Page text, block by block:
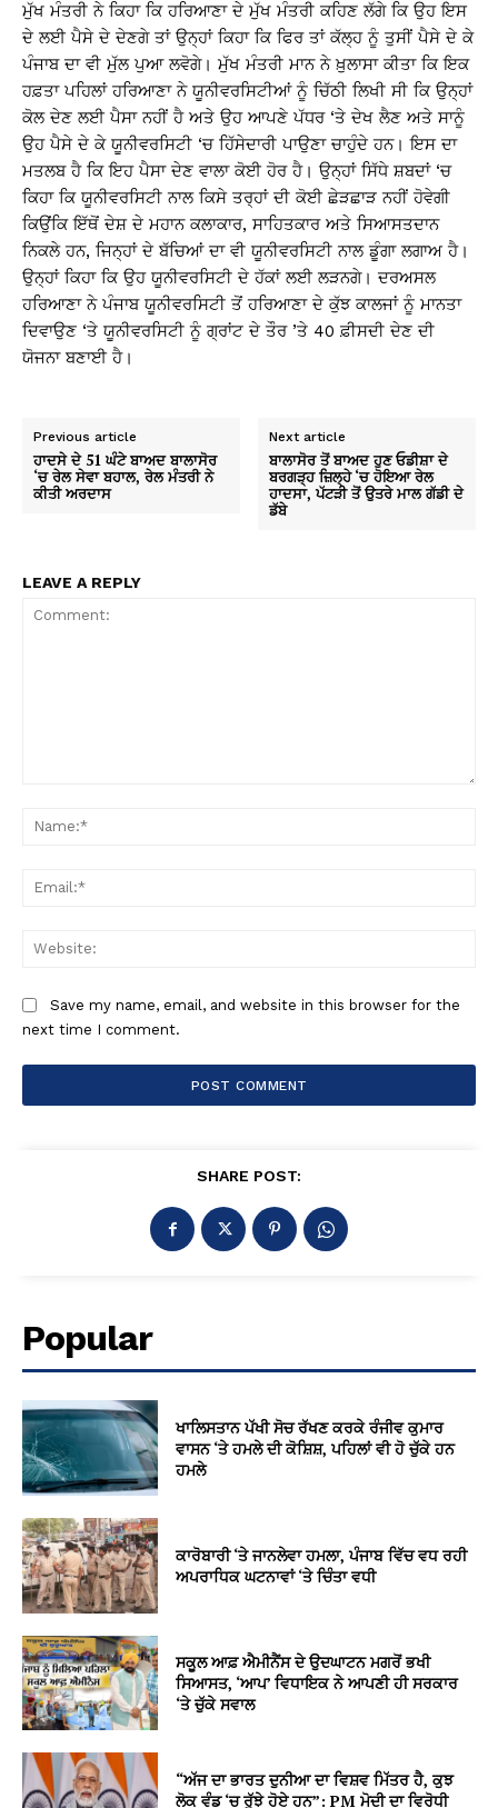
ਮੁੱਖ ਮੰਤਰੀ ਨੇ ਕਿਹਾ ਕਿ ਹਰਿਆਣਾ ਦੇ ਮੁੱਖ ਮੰਤਰੀ ਕਹਿਣ ਲੱਗੇ ਕਿ ਉਹ ਇਸ
ਦੇ ਲਈ ਪੈਸੇ ਦੇ ਦੇਣਗੇ ਤਾਂ ਉਨ੍ਹਾਂ ਕਿਹਾ ਕਿ ਫਿਰ ਤਾਂ ਕੱਲ੍ਹ ਨੂੰ ਤੁਸੀਂ ਪੈਸੇ ਦੇ ਕੇ
ਪੰਜਾਬ ਦਾ ਵੀ ਮੁੱਲ ਪੁਆ ਲਵੋਗੇ। ਮੁੱਖ ਮੰਤਰੀ ਮਾਨ ਨੇ ਖ਼ੁਲਾਸਾ ਕੀਤਾ ਕਿ ਇਕ
ਹਫ਼ਤਾ ਪਹਿਲਾਂ ਹਰਿਆਣਾ ਨੇ ਯੂਨੀਵਰਸਿਟੀਆਂ ਨੂੰ ਚਿੱਠੀ ਲਿਖੀ ਸੀ ਕਿ ਉਨ੍ਹਾਂ
ਕੋਲ ਦੇਣ ਲਈ ਪੈਸਾ ਨਹੀਂ ਹੈ ਅਤੇ ਉਹ ਆਪਣੇ ਪੱਧਰ ‘ਤੇ ਦੇਖ ਲੈਣ ਅਤੇ ਸਾਨੂੰ
ਉਹ ਪੈਸੇ ਦੇ ਕੇ ਯੂਨੀਵਰਸਿਟੀ ‘ਚ ਹਿੱਸੇਦਾਰੀ ਪਾਉਣਾ ਚਾਹੁੰਦੇ ਹਨ। ਇਸ ਦਾ
ਮਤਲਬ ਹੈ ਕਿ ਇਹ ਪੈਸਾ ਦੇਣ ਵਾਲਾ ਕੋਈ ਹੋਰ ਹੈ। ਉਨ੍ਹਾਂ ਸਿੱਧੇ ਸ਼ਬਦਾਂ ‘ਚ
ਕਿਹਾ ਕਿ ਯੂਨੀਵਰਸਿਟੀ ਨਾਲ ਕਿਸੇ ਤਰ੍ਹਾਂ ਦੀ ਕੋਈ ਛੇੜਛਾੜ ਨਹੀਂ ਹੋਵੇਗੀ
ਕਿਉਂਕਿ ਇੱਥੋਂ ਦੇਸ਼ ਦੇ ਮਹਾਨ ਕਲਾਕਾਰ, ਸਾਹਿਤਕਾਰ ਅਤੇ ਸਿਆਸਤਦਾਨ
ਨਿਕਲੇ ਹਨ, ਜਿਨ੍ਹਾਂ ਦੇ ਬੱਚਿਆਂ ਦਾ ਵੀ ਯੂਨੀਵਰਸਿਟੀ ਨਾਲ ਡੂੰਗਾ ਲਗਾਅ ਹੈ।
ਉਨ੍ਹਾਂ ਕਿਹਾ ਕਿ ਉਹ ਯੂਨੀਵਰਸਿਟੀ ਦੇ ਹੱਕਾਂ ਲਈ ਲੜਨਗੇ। ਦਰਅਸਲ
ਹਰਿਆਣਾ ਨੇ ਪੰਜਾਬ ਯੂਨੀਵਰਸਿਟੀ ਤੋਂ ਹਰਿਆਣਾ ਦੇ ਕੁੱਝ ਕਾਲਜਾਂ ਨੂੰ ਮਾਨਤਾ
ਦਿਵਾਉਣ ‘ਤੇ ਯੂਨੀਵਰਸਿਟੀ ਨੂੰ ਗ੍ਰਾਂਟ ਦੇ ਤੌਰ ’ਤੇ 40 ਫ਼ੀਸਦੀ ਦੇਣ ਦੀ
ਯੋਜਨਾ ਬਣਾਈ ਹੈ।
Previous article
ਹਾਦਸੇ ਦੇ 51 ਘੰਟੇ ਬਾਅਦ ਬਾਲਾਸੋਰ
‘ਚ ਰੇਲ ਸੇਵਾ ਬਹਾਲ, ਰੇਲ ਮੰਤਰੀ ਨੇ
ਕੀਤੀ ਅਰਦਾਸ
Next article
ਬਾਲਾਸੋਰ ਤੋਂ ਬਾਅਦ ਹੁਣ ਓਡੀਸ਼ਾ ਦੇ
ਬਰਗੜ੍ਹ ਜ਼ਿਲ੍ਹੇ ‘ਚ ਹੋਇਆ ਰੇਲ
ਹਾਦਸਾ, ਪੱਟੜੀ ਤੋਂ ਉਤਰੇ ਮਾਲ ਗੱਡੀ ਦੇ
ਡੱਬੇ
LEAVE A REPLY
Save my name, email, and website in this browser for the
next time I comment.
SHARE POST:
Popular
ਖਾਲਿਸਤਾਨ ਪੱਖੀ ਸੋਚ ਰੱਖਣ ਕਰਕੇ ਰੰਜੀਵ ਕੁਮਾਰ
ਵਾਸਨ ‘ਤੇ ਹਮਲੇ ਦੀ ਕੋਸ਼ਿਸ਼, ਪਹਿਲਾਂ ਵੀ ਹੋ ਚੁੱਕੇ ਹਨ
ਹਮਲੇ
ਕਾਰੋਬਾਰੀ ‘ਤੇ ਜਾਨਲੇਵਾ ਹਮਲਾ, ਪੰਜਾਬ ਵਿੱਚ ਵਧ ਰਹੀ
ਅਪਰਾਧਿਕ ਘਟਨਾਵਾਂ ‘ਤੇ ਚਿੰਤਾ ਵਧੀ
ਸਕੂਲ ਆਫ਼ ਐਮੀਨੈਂਸ ਦੇ ਉਦਘਾਟਨ ਮਗਰੋਂ ਭਖੀ
ਸਿਆਸਤ, ‘ਆਪ’ ਵਿਧਾਇਕ ਨੇ ਆਪਣੀ ਹੀ ਸਰਕਾਰ
‘ਤੇ ਚੁੱਕੇ ਸਵਾਲ
“ਅੱਜ ਦਾ ਭਾਰਤ ਦੁਨੀਆ ਦਾ ਵਿਸ਼ਵ ਮਿੱਤਰ ਹੈ, ਕੁਝ
ਲੋਕ ਵੰਡ ‘ਚ ਰੁੱਝੇ ਹੋਏ ਹਨ”: PM ਮੋਦੀ ਦਾ ਵਿਰੋਧੀ